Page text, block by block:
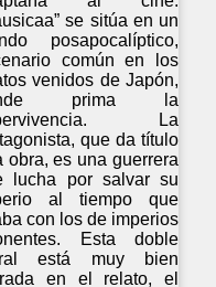
se sitúa en un
posapocalíptico,
común en los
venidos de Japón,
prima la
La
que da título
obra, es una guerrera
lucha por salvar su
al tiempo que
con los de imperios
Esta doble
está muy bien
en el relato, el